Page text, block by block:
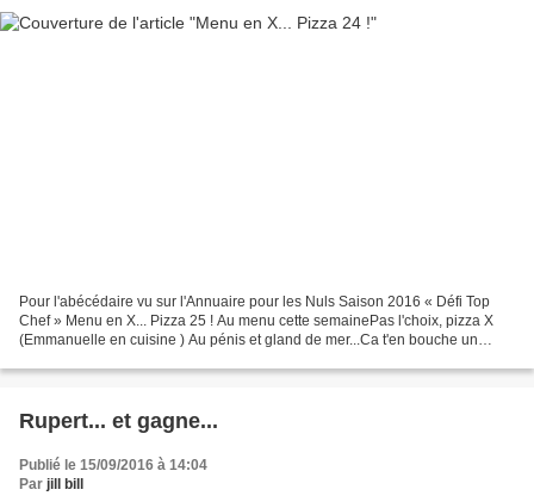
Pour l'abécédaire vu sur l'Annuaire pour les Nuls Saison 2016 « Défi Top
Chef » Menu en X... Pizza 25 ! Au menu cette semainePas l'choix, pizza X
(Emmanuelle en cuisine ) Au pénis et gland de mer...Ca t'en bouche un
Rupert... et gagne...
Publié le 15/09/2016 à 14:04
Par jill bill